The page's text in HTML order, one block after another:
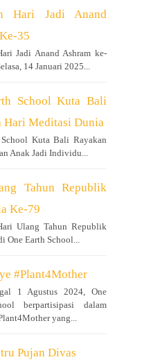
Hari Jadi Anand
35
Jadi Anand Ashram ke-
14 Januari 2025...
School Kuta Bali
Hari Meditasi Dunia
Kuta Bali Rayakan
Anak Jadi Individu...
Tahun Republik
Ke-79
Ulang Tahun Republik
One Earth School...
#Plant4Mother
1 Agustus 2024, One
berpartisipasi dalam
yang...
Pujan Divas